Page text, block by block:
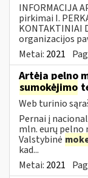
INFORMACIJA
pirkimai I.
KONTAKTINIAI
organizacijos
Metai: 2021
Artėja pelno
sumokėjimo
Web turinio
Pernai į
mln. eurų pelno
Valstybinė
kad...
Metai: 2021